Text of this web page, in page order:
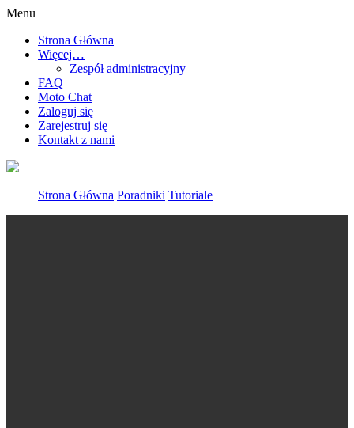
Menu
Strona Główna
Więcej…
Zespół administracyjny
FAQ
Moto Chat
Zaloguj się
Zarejestruj się
Kontakt z nami
Strona Główna Poradniki Tutoriale